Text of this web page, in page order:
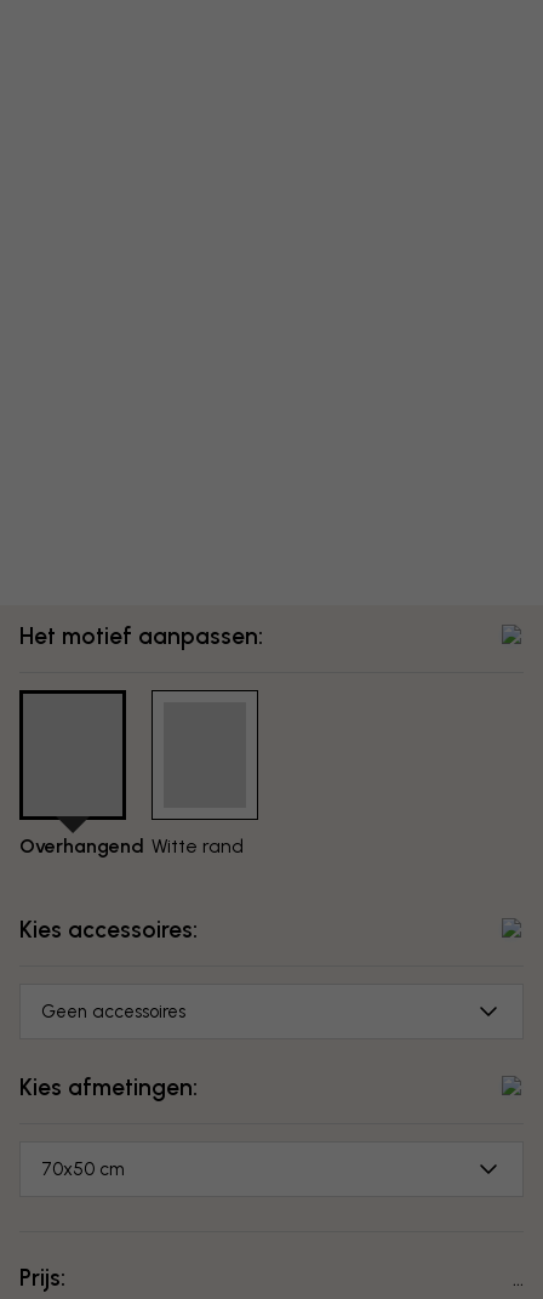
Het motief aanpassen:
Overhangend Witte rand
Kies accessoires:
Geen accessoires
Kies afmetingen:
70x50 cm
Prijs: